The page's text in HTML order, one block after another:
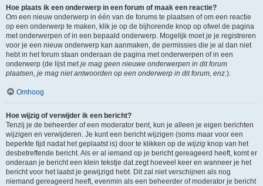
Hoe plaats ik een onderwerp in een forum of maak een reactie?
Om een nieuw onderwerp in één van de forums te plaatsen of om een reactie
op een onderwerp te maken, klik je op de bijhorende knop op ofwel de pagina
met onderwerpen of in een bepaald onderwerp. Mogelijk moet je je registreren
voor je een nieuw onderwerp kan aanmaken, de permissies die je al dan niet
hebt in het forum staan onderaan de pagina met onderwerpen of in een
onderwerp (de lijst metje mag geen nieuwe onderwerpen in dit forum
plaatsen, je mag niet antwoorden op een onderwerp in dit forum, enz.).
Omhoog
Hoe wijzig of verwijder ik een bericht?
Tenzij je de beheerder of een moderator bent, kun je alleen je eigen berichten
wijzigen en verwijderen. Je kunt een bericht wijzigen (soms maar voor een
beperkte tijd nadat het geplaatst is) door te klikken op de wijzig knop van het
desbetreffende bericht. Als er al iemand op je bericht gereageerd heeft, komt er
onderaan je bericht een klein tekstje dat zegt hoeveel keer en wanneer je het
bericht voor het laatst je gewijzigd hebt. Dit zal niet verschijnen als nog
niemand gereageerd heeft, evenmin als een beheerder of moderator je bericht